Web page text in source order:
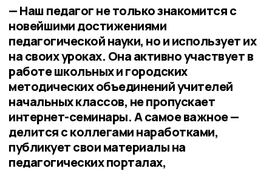
— Наш педагог не только знакомится с
новейшими достижениями
педагогической науки, но и использует их
на своих уроках. Она активно участвует в
работе школьных и городских
методических объединений учителей
начальных классов, не пропускает
интернет-семинары. А самое важное —
делится с коллегами наработками,
публикует свои материалы на
педагогических порталах,